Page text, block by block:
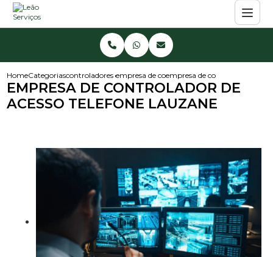
HomeCategoriascontroladores de acessoempresa de controlador de acesso
empresa de controlador de
EMPRESA DE CONTROLADOR DE
ACESSO TELEFONE LAUZANE